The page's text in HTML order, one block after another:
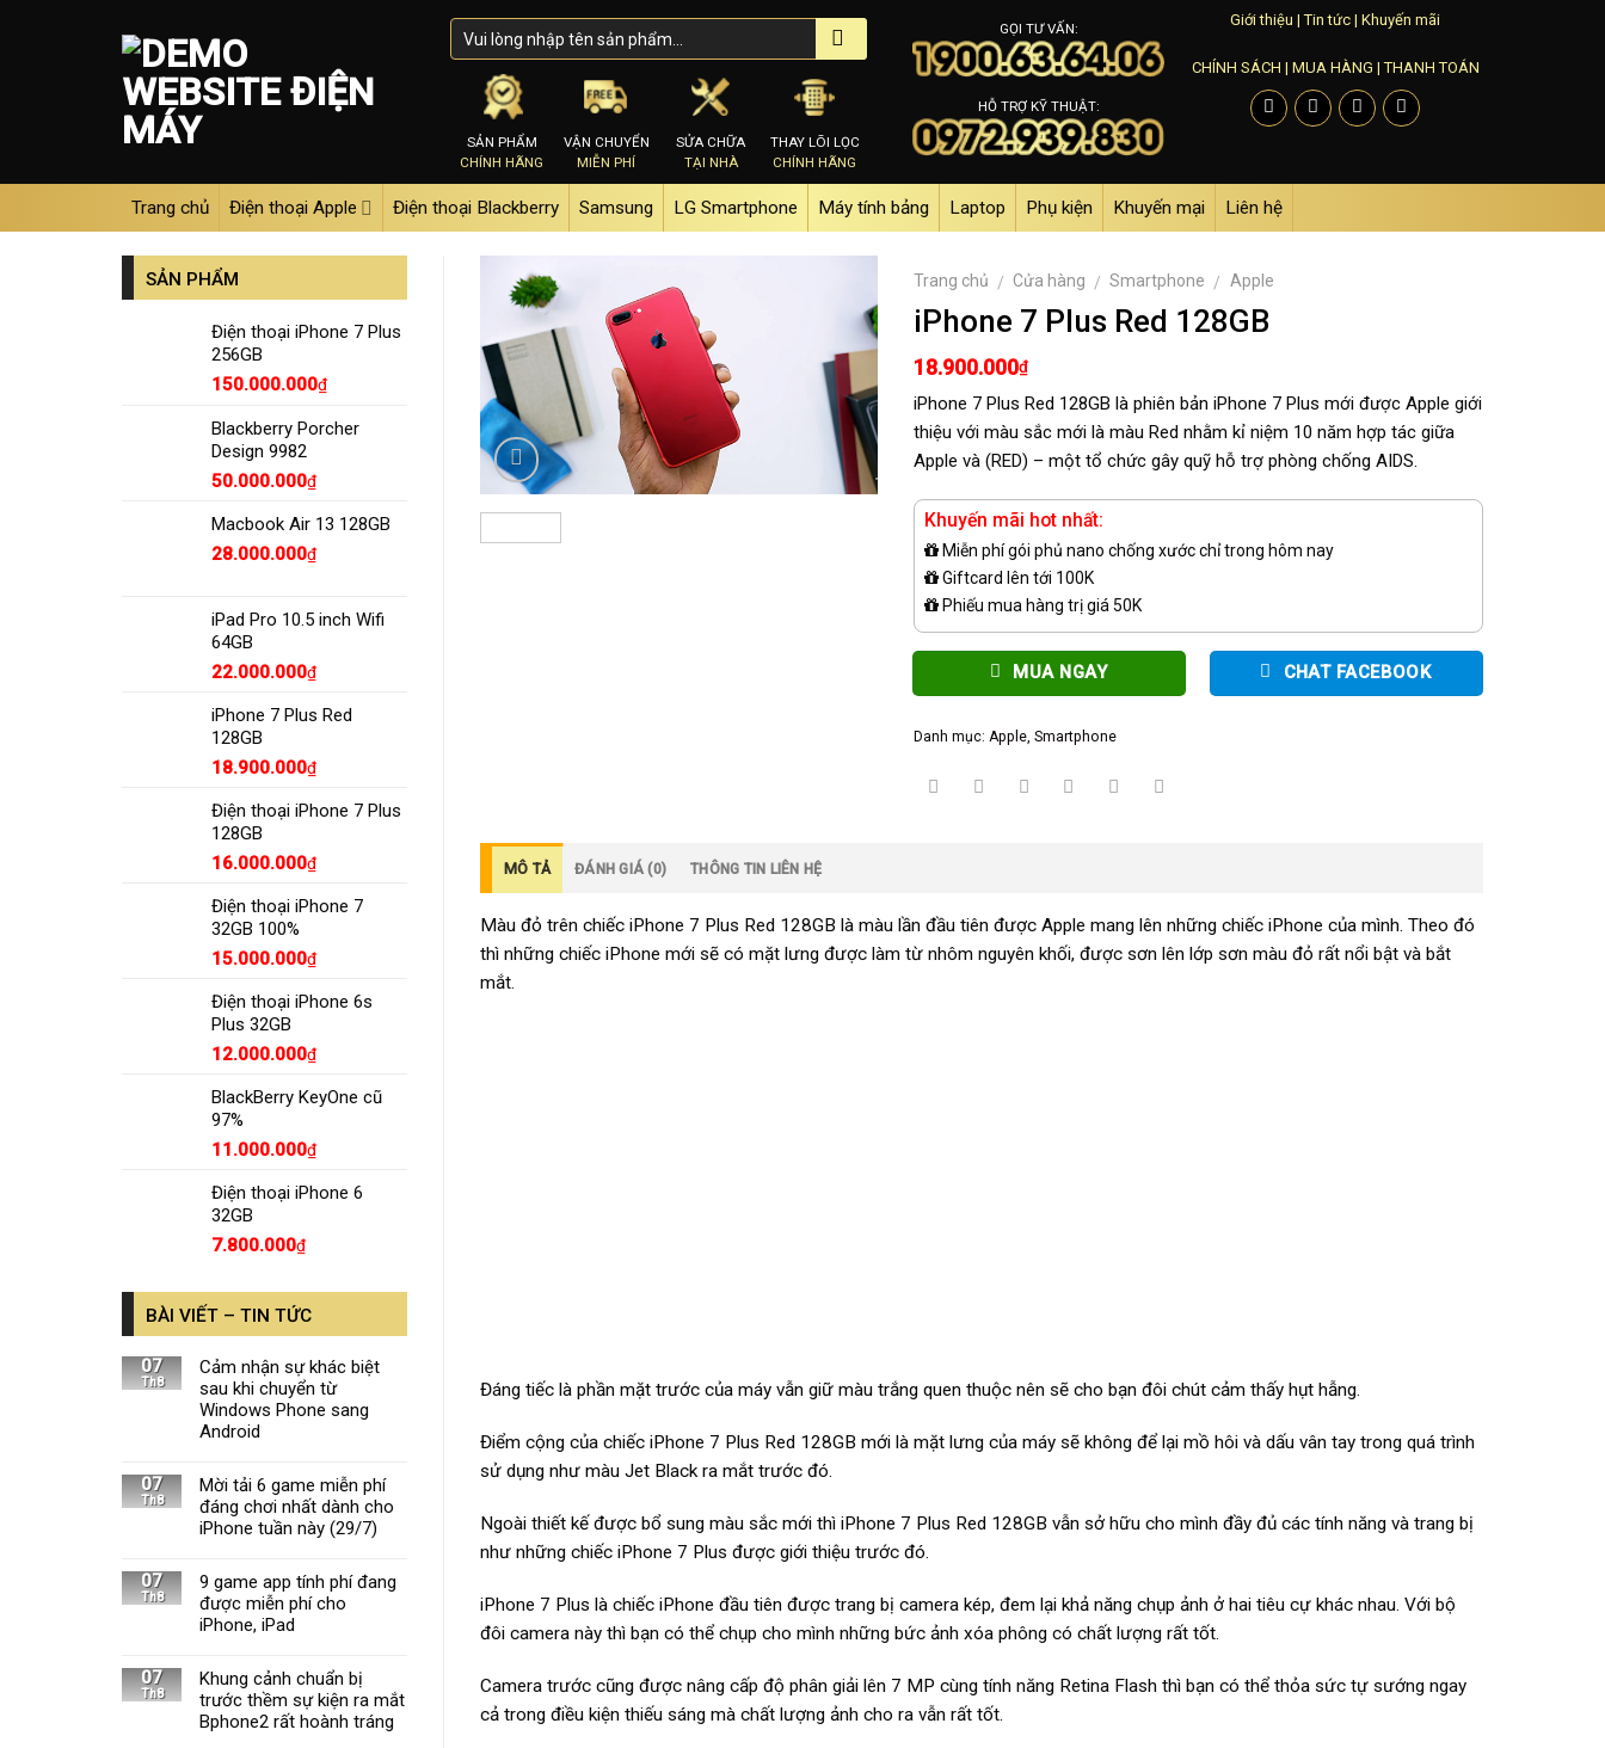
SẢN PHẨM
CHÍNH HÃNG
VẬN CHUYỂN
MIỄN PHÍ
SỬA CHỮA
TẠI NHÀ
THAY LÕI LỌC
CHÍNH HÃNG
GỌI TƯ VẤN:
HỖ TRỢ KỸ THUẬT:
Giới thiệu |Tin tức | Khuyến mãi
CHÍNH SÁCH | MUA HÀNG |THANH TOÁN
Trang chủ Điện thoại Apple Điện thoại Blackberry Samsung LG Smartphone Máy tính bảng Laptop Phụ kiện Khuyến mại Liên hệ
Trang chủ / Cửa hàng / Smartphone / Apple
iPhone 7 Plus Red 128GB
18.900.000₫
iPhone 7 Plus Red 128GB là phiên bản iPhone 7 Plus mới được Apple giới
thiệu với màu sắc mới là màu Red nhằm kỉ niệm 10 năm hợp tác giữa
Apple và (RED) – một tổ chức gây quỹ hỗ trợ phòng chống AIDS.
Khuyến mãi hot nhất:
Miễn phí gói phủ nano chống xước chỉ trong hôm nay
Giftcard lên tới 100K
Phiếu mua hàng trị giá 50K
MUA NGAY CHAT FACEBOOK
Danh mục: Apple, Smartphone
MÔ TẢ ĐÁNH GIÁ (0) THÔNG TIN LIÊN HỆ
Màu đỏ trên chiếc iPhone 7 Plus Red 128GB là màu lần đầu tiên được Apple mang lên những chiếc iPhone của mình. Theo đó
thì những chiếc iPhone mới sẽ có mặt lưng được làm từ nhôm nguyên khối, được sơn lên lớp sơn màu đỏ rất nổi bật và bắt
mắt.
Đáng tiếc là phần mặt trước của máy vẫn giữ màu trắng quen thuộc nên sẽ cho bạn đôi chút cảm thấy hụt hẫng.
Điểm cộng của chiếc iPhone 7 Plus Red 128GB mới là mặt lưng của máy sẽ không để lại mồ hôi và dấu vân tay trong quá trình
sử dụng như màu Jet Black ra mắt trước đó.
Ngoài thiết kế được bổ sung màu sắc mới thì iPhone 7 Plus Red 128GB vẫn sở hữu cho mình đầy đủ các tính năng và trang bị
như những chiếc iPhone 7 Plus được giới thiệu trước đó.
iPhone 7 Plus là chiếc iPhone đầu tiên được trang bị camera kép, đem lại khả năng chụp ảnh ở hai tiêu cự khác nhau. Với bộ
đôi camera này thì bạn có thể chụp cho mình những bức ảnh xóa phông có chất lượng rất tốt.
Camera trước cũng được nâng cấp độ phân giải lên 7 MP cùng tính năng Retina Flash thì bạn có thể thỏa sức tự sướng ngay
cả trong điều kiện thiếu sáng mà chất lượng ảnh cho ra vẫn rất tốt.
SẢN PHẨM
Điện thoại iPhone 7 Plus
256GB
150.000.000₫
Blackberry Porcher
Design 9982
50.000.000₫
Macbook Air 13 128GB
28.000.000₫
iPad Pro 10.5 inch Wifi
64GB
22.000.000₫
iPhone 7 Plus Red
128GB
18.900.000₫
Điện thoại iPhone 7 Plus
128GB
16.000.000₫
Điện thoại iPhone 7
32GB 100%
15.000.000₫
Điện thoại iPhone 6s
Plus 32GB
12.000.000₫
BlackBerry KeyOne cũ
97%
11.000.000₫
Điện thoại iPhone 6
32GB
7.800.000₫
BÀI VIẾT – TIN TỨC
07
Th8
Cảm nhận sự khác biệt
sau khi chuyển từ
Windows Phone sang
Android
07
Th8
Mời tải 6 game miễn phí
đáng chơi nhất dành cho
iPhone tuần này (29/7)
07
Th8
9 game app tính phí đang
được miễn phí cho
iPhone, iPad
07
Th8
Khung cảnh chuẩn bị
trước thềm sự kiện ra mắt
Bphone2 rất hoành tráng